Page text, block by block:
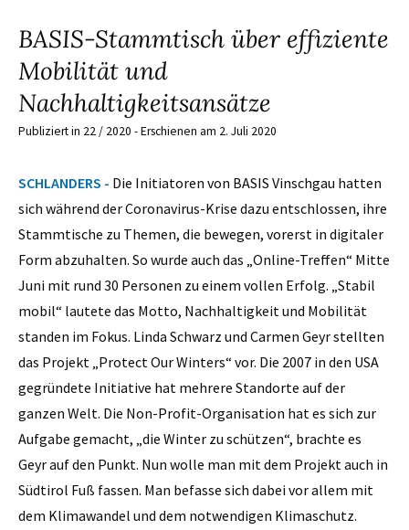
BASIS-Stammtisch über effiziente
Mobilität und
Nachhaltigkeitsansätze
Publiziert in 22 / 2020 - Erschienen am 2. Juli 2020
SCHLANDERS - Die Initiatoren von BASIS Vinschgau hatten
sich während der Coronavirus-Krise dazu entschlossen, ihre
Stammtische zu Themen, die bewegen, vorerst in digitaler
Form abzuhalten. So wurde auch das „Online-Treffen“ Mitte
Juni mit rund 30 Personen zu einem vollen Erfolg. „Stabil
mobil“ lautete das Motto, Nachhaltigkeit und Mobilität
standen im Fokus. Linda Schwarz und Carmen Geyr stellten
das Projekt „Protect Our Winters“ vor. Die 2007 in den USA
gegründete Initiative hat mehrere Standorte auf der
ganzen Welt. Die Non-Profit-Organisation hat es sich zur
Aufgabe gemacht, „die Winter zu schützen“, brachte es
Geyr auf den Punkt. Nun wolle man mit dem Projekt auch in
Südtirol Fuß fassen. Man befasse sich dabei vor allem mit
dem Klimawandel und dem notwendigen Klimaschutz.